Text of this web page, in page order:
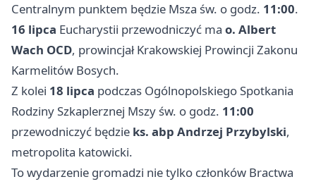
Centralnym punktem będzie Msza św. o godz. 11:00.
16 lipca Eucharystii przewodniczyć ma o. Albert
Wach OCD, prowincjał Krakowskiej Prowincji Zakonu
Karmelitów Bosych.
Z kolei 18 lipca podczas Ogólnopolskiego Spotkania
Rodziny Szkaplerznej Mszy św. o godz. 11:00
przewodniczyć będzie ks. abp Andrzej Przybylski,
metropolita katowicki.
To wydarzenie gromadzi nie tylko członków Bractwa